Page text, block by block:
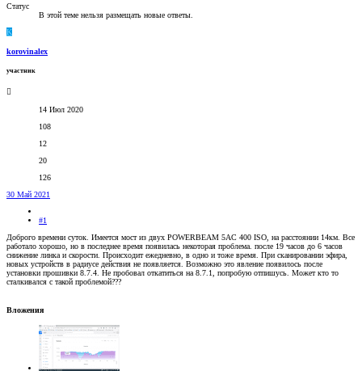
Статус
В этой теме нельзя размещать новые ответы.
K
korovinalex
участник
14 Июл 2020
108
12
20
126
30 Май 2021
#1
Доброго времени суток. Имеется мост из двух POWERBEAM 5AC 400 ISO, на расстоянии 14км. Все
работало хорошо, но в последнее время появилась некоторая проблема. после 19 часов до 6 часов
снижение линка и скорости. Происходит ежедневно, в одно и тоже время. При сканировании эфира,
новых устройств в радиусе действия не появляется. Возможно это явление появилось после
установки прошивки 8.7.4. Не пробовал откатиться на 8.7.1, попробую отпишусь. Может кто то
сталкивался с такой проблемой???
Вложения